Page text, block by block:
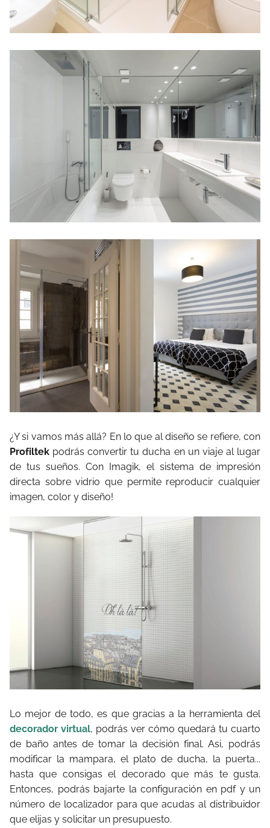
¿Y si vamos más allá? En lo que al diseño se refiere, con
Profiltek podrás convertir tu ducha en un viaje al lugar
de tus sueños. Con Imagik, el sistema de impresión
directa sobre vidrio que permite reproducir cualquier
imagen, color y diseño!
Lo mejor de todo, es que gracias a la herramienta del
decorador virtual, podrás ver cómo quedará tu cuarto
de baño antes de tomar la decisión final. Asi, podrás
modificar la mampara, el plato de ducha, la puerta...
hasta que consigas el decorado que más te gusta.
Entonces, podrás bajarte la configuración en pdf y un
número de localizador para que acudas al distribuidor
que elijas y solicitar un presupuesto.